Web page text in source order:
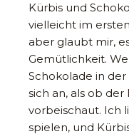
Kürbis und
vielleicht im
aber glaubt mir,
Gemütlichkeit.
Schokolade in
sich an, als ob
vorbeischaut. Ich
spielen, und